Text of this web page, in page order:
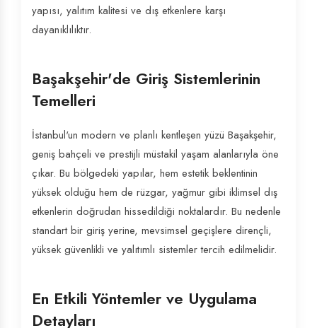
yapısı, yalıtım kalitesi ve dış etkenlere karşı
dayanıklılıktır.
Başakşehir'de Giriş Sistemlerinin
Temelleri
İstanbul'un modern ve planlı kentleşen yüzü Başakşehir,
geniş bahçeli ve prestijli müstakil yaşam alanlarıyla öne
çıkar. Bu bölgedeki yapılar, hem estetik beklentinin
yüksek olduğu hem de rüzgar, yağmur gibi iklimsel dış
etkenlerin doğrudan hissedildiği noktalardır. Bu nedenle
standart bir giriş yerine, mevsimsel geçişlere dirençli,
yüksek güvenlikli ve yalıtımlı sistemler tercih edilmelidir.
En Etkili Yöntemler ve Uygulama
Detayları